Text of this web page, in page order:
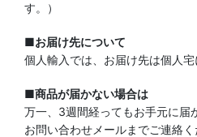
す。）
■お届け先について
個人輸入では、お届け先は個人宅
■商品が届かない場合は
万一、3週間経ってもお手元に届
お問い合わせメールまでご連絡